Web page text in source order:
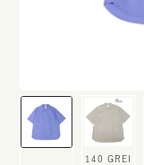
140 GREI